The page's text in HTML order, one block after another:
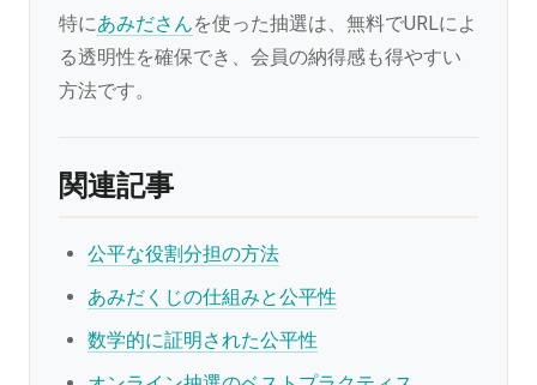
特にあみださんを使った抽選は、無料でURLによ
る透明性を確保でき、会員の納得感も得やすい
方法です。
関連記事
公平な役割分担の方法
あみだくじの仕組みと公平性
数学的に証明された公平性